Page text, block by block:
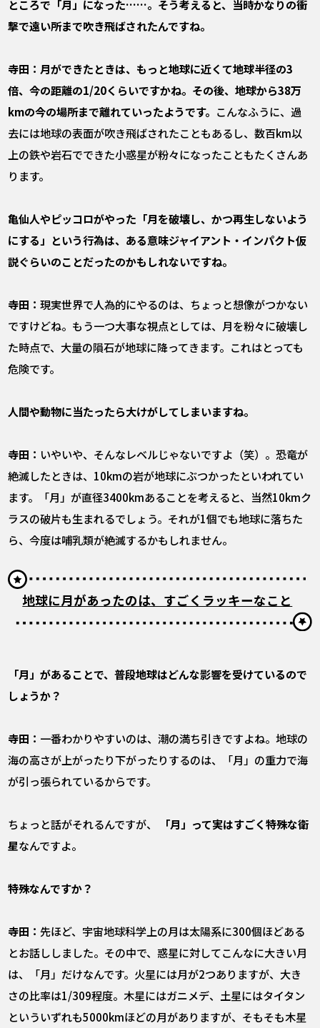
ところで「月」になった……。そう考えると、当時かなりの衝
撃で遠い所まで吹き飛ばされたんですね。
寺田：月ができたときは、もっと地球に近くて地球半径の3
倍、今の距離の1/20くらいですかね。その後、地球から38万
kmの今の場所まで離れていったようです。 こんなふうに、過
去には地球の表面が吹き飛ばされたこともあるし、数百km以
上の鉄や岩石でできた小惑星が粉々になったこともたくさんあ
ります。
――亀仙人やピッコロがやった「月を破壊し、かつ再生しないよう
にする」という行為は、ある意味ジャイアント・インパクト仮
説ぐらいのことだったのかもしれないですね。
寺田：現実世界で人為的にやるのは、ちょっと想像がつかない
ですけどね。もう一つ大事な視点としては、月を粉々に破壊し
た時点で、大量の隕石が地球に降ってきます。これはとっても
危険です。
――人間や動物に当たったら大けがしてしまいますね。
寺田： いやいや、そんなレベルじゃないですよ（笑）。恐竜が
絶滅したときは、10kmの岩が地球にぶつかったといわれてい
ます。「月」が直径3400kmあることを考えると、当然10kmク
ラスの破片も生まれるでしょう。それが1個でも地球に落ちた
ら、今度は哺乳類が絶滅するかもしれません。
地球に月があったのは、すごくラッキーなこと
――「月」があることで、普段地球はどんな影響を受けているので
しょうか？
寺田： 一番わかりやすいのは、潮の満ち引きですよね。地球の
海の高さが上がったり下がったりするのは、「月」の重力で海
が引っ張られているからです。
ちょっと話がそれるんですが、
「月」って実はすごく特殊な衛
星なんですよ。
――特殊なんですか？
寺田：先ほど、宇宙地球科学上の月は太陽系に300個ほどある
とお話ししました。その中で、惑星に対してこんなに大きい月
は、「月」だけなんです。火星には月が2つありますが、大き
さの比率は1/309程度。木星にはガニメデ、土星にはタイタン
といういずれも5000kmほどの月がありますが、そもそも木星